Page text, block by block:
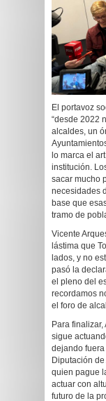
El portavoz
“desde 2022
alcaldes, un
lo marca el
institución.
sacar mucho
necesidades
base que
tramo de
Vicente
lástima que
lados, y no
pasó la
el pleno del
recordamos
el foro de
Para
sigue
dejando
Diputación
quien pague
actuar con
futuro de la